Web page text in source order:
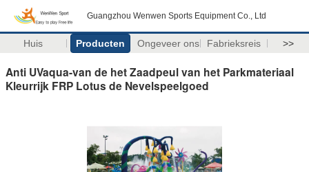
Guangzhou Wenwen Sports Equipment Co., Ltd
Huis Producten Ongeveer ons Fabrieksreis >>
Anti UVaqua-van de het Zaadpeul van het Parkmateriaal
Kleurrijk FRP Lotus de Nevelspeelgoed